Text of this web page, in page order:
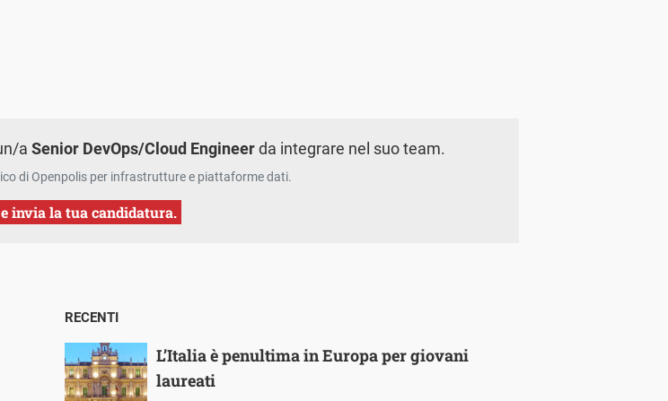
aSenior DevOps/Cloud Engineerda integrare nel suo team.
di Openpolis per infrastrutture e piattaforme dati.
invia la tua candidatura.
RECENTI
L’Italia è penultima in Europa per giovani
laureati